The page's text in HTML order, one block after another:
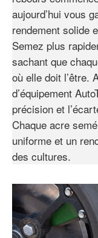
aujourd’hui vous
rendement solide
Semez plus
sachant que
où elle doit
d’équipement
précision et
Chaque acre
uniforme et un
des cultures.